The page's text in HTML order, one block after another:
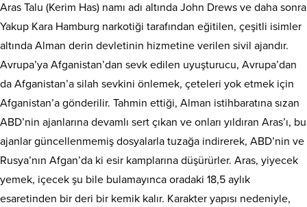
Aras Talu (Kerim Has) namı adı altında John Drews ve daha sonra
Yakup Kara Hamburg narkotiği tarafından eğitilen, çeşitli isimler
altında Alman derin devletinin hizmetine verilen sivil ajandır.
Avrupa’ya Afganistan’dan sevk edilen uyuşturucu, Avrupa’dan
da Afganistan’a silah sevkini önlemek, çeteleri yok etmek için
Afganistan’a gönderilir. Tahmin ettiği, Alman istihbaratına sızan
ABD’nin ajanlarına devamlı sert çıkan ve onları yıldıran Aras’ı, bu
ajanlar güncellenmemiş dosyalarla tuzağa indirerek, ABD’nin ve
Rusya’nın Afgan’da ki esir kamplarına düşürürler. Aras, yiyecek
yemek, içecek şu bile bulamayınca oradaki 18,5 aylık
esaretinden bir deri bir kemik kalır. Karakter yapısı nedeniyle,